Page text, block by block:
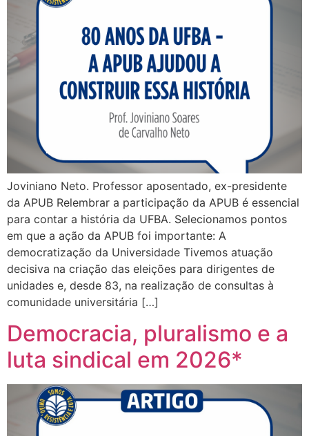
Joviniano Neto. Professor aposentado, ex-presidente
da APUB Relembrar a participação da APUB é essencial
para contar a história da UFBA. Selecionamos pontos
em que a ação da APUB foi importante: A
democratização da Universidade Tivemos atuação
decisiva na criação das eleições para dirigentes de
unidades e, desde 83, na realização de consultas à
comunidade universitária […]
Democracia, pluralismo e a
luta sindical em 2026*